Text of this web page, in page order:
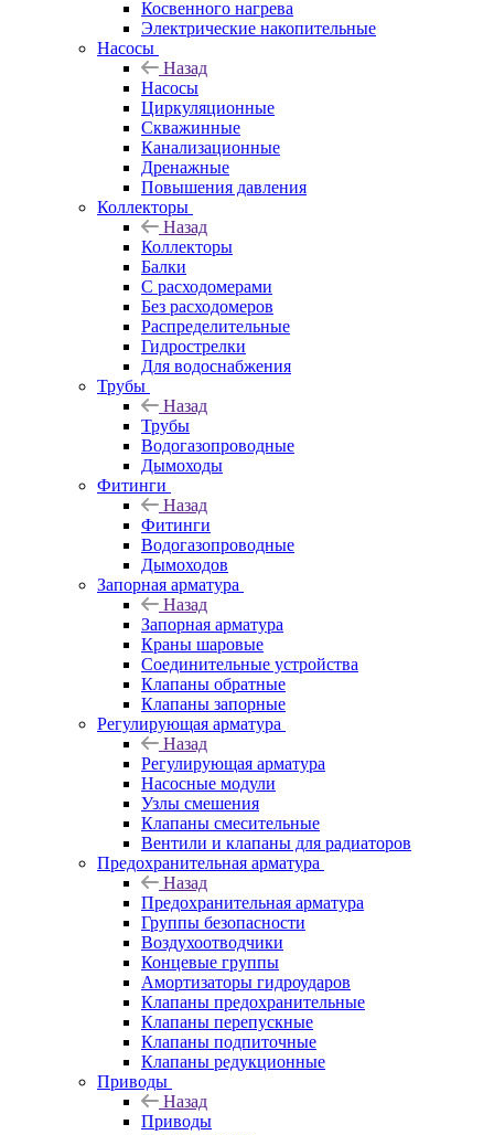
Косвенного нагрева
Электрические накопительные
Насосы
Назад
Насосы
Циркуляционные
Скважинные
Канализационные
Дренажные
Повышения давления
Коллекторы
Назад
Коллекторы
Балки
С расходомерами
Без расходомеров
Распределительные
Гидрострелки
Для водоснабжения
Трубы
Назад
Трубы
Водогазопроводные
Дымоходы
Фитинги
Назад
Фитинги
Водогазопроводные
Дымоходов
Запорная арматура
Назад
Запорная арматура
Краны шаровые
Соединительные устройства
Клапаны обратные
Клапаны запорные
Регулирующая арматура
Назад
Регулирующая арматура
Насосные модули
Узлы смешения
Клапаны смесительные
Вентили и клапаны для радиаторов
Предохранительная арматура
Назад
Предохранительная арматура
Группы безопасности
Воздухоотводчики
Концевые группы
Амортизаторы гидроударов
Клапаны предохранительные
Клапаны перепускные
Клапаны подпиточные
Клапаны редукционные
Приводы
Назад
Приводы